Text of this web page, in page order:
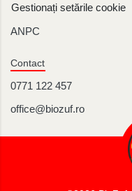
Gestionați setările cookie
ANPC
Contact
0771 122 457
office@biozuf.ro